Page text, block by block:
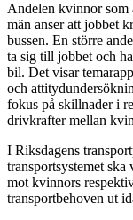
Andelen kvinnor som
män anser att jobbet
bussen. En större
ta sig till jobbet och
bil. Det visar
och
fokus på skillnader i
drivkrafter mellan
I Riksdagens
transportsystemet
mot kvinnors
transportbehoven ut